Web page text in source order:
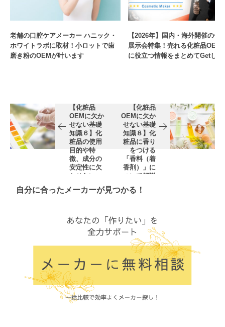
老舗の口腔ケアメーカー ハニック・
ホワイトラボに取材！小ロットで歯
磨き粉のOEMが叶います
【2026年】国内・海外開催の化
展示会特集！売れる化粧品OEM
に役立つ情報をまとめてGetしよ
【化粧品
OEMに欠か
せない基礎
知識６】化
粧品の使用
目的や特
徴、成分の
安定性に欠
かせない
剤」につい
【化粧品
OEMに欠か
せない基礎
知識８】化
粧品に香り
をつける
「香料（着
香剤）」に
ついて解説
自分に合ったメーカーが見つかる！